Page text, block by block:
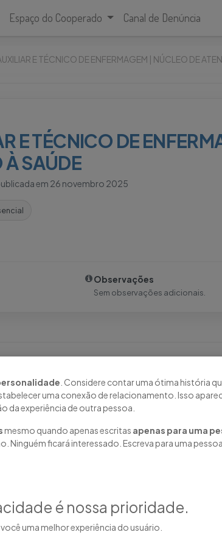
Espaço do Cooperado Canal de Denúncia
E TÉCNICO DE ENFERMAGEM | NÚCLEO DE
E TÉCNICO DE
À SAÚDE
em 26 novembro 2025
Observações
Sem observações adicionais.
à Saúde abre processo seletivo para
semanais, em regime CLT. Os profissionais
humanização do atendimento.
aos pacientes;
e insumos;
material biológico;
prescrição médica;
. Considere contar uma ótima história
uma conexão de relacionamento. Isso
da experiência de outra pessoa.
mesmo quando apenas escritas apenas para uma
Ninguém ficará interessado. Escreva para uma
é nossa prioridade.
uma melhor experiência do usuário.